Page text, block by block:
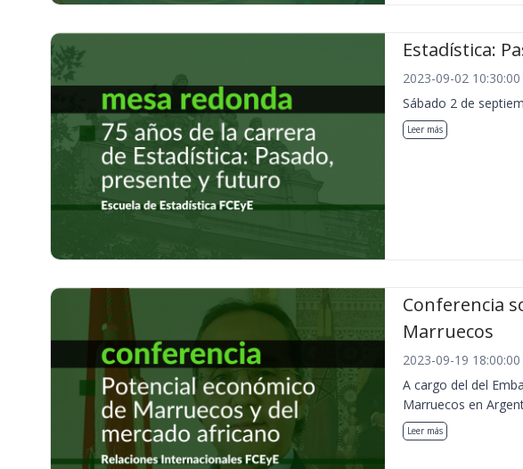
Estadística:
2023-09-02 10:30:00
Sábado 2 de
Leer más
Conferencia
Marruecos
2023-09-19 18:00:00
A cargo del del
Marruecos en
Leer más